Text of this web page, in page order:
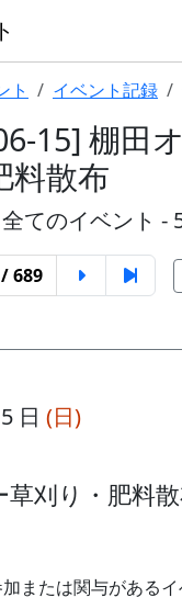
ト イベント記録
15] 棚田
料散布
てのイベント -
689
日 (日)
刈り・肥料
または関与があるイ